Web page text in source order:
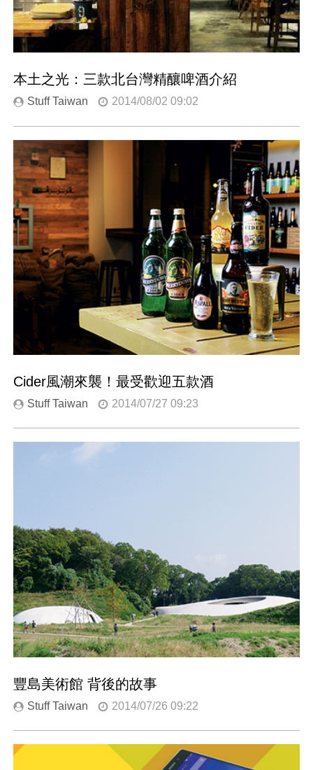
本土之光：三款北台灣精釀啤酒介紹
Stuff Taiwan 2014/08/02 09:02
Cider風潮來襲！最受歡迎五款酒
Stuff Taiwan 2014/07/27 09:23
豐島美術館 背後的故事
Stuff Taiwan 2014/07/26 09:22